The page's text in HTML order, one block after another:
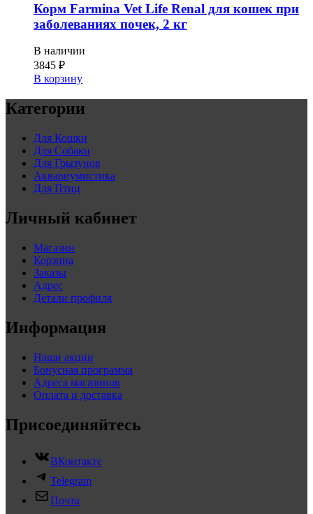
Корм Farmina Vet Life Renal для кошек при
заболеваниях почек, 2 кг
В наличии
3845 ₽
В корзину
Категории
Для Кошки
Для Собаки
Для Грызунов
Аквариумистика
Для Птиц
Личный кабинет
Магазин
Корзина
Заказы
Адрес
Детали профиля
Информация
Наши акции
Бонусная программа
Адреса магазинов
Оплата и доставка
Присоединяйтесь
ВКонтакте
Telegram
Почта